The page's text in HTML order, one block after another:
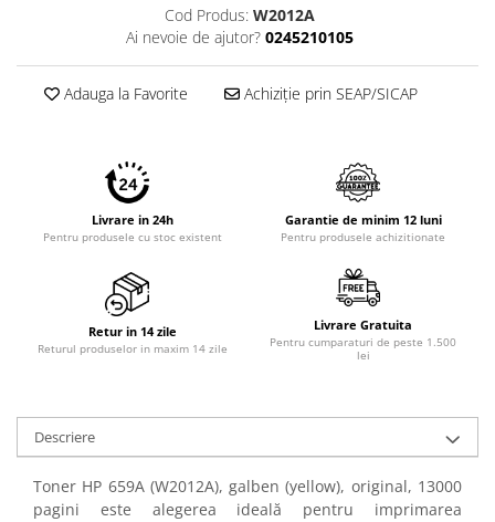
Laptopuri / notebookuri
Laptopuri gaming
Ultrabookuri
Accesorii laptop
Piese si accesorii
Desktop PC
PC Office
Workstation
All-in-One PC
Mini PC
Cod Produs: W2012A
Ai nevoie de ajutor? 0245210105
Adauga la Favorite Achiziție prin SEAP/SICAP
Livrare in 24h
Pentru produsele cu stoc existent
Garantie de minim 12 luni
Pentru produsele achizitionate
Retur in 14 zile
Returul produselor in maxim 14 zile
Livrare Gratuita
Pentru cumparaturi de peste 1.500
lei
Descriere
Toner HP 659A (W2012A), galben (yellow), original, 13000
pagini este alegerea ideală pentru imprimarea